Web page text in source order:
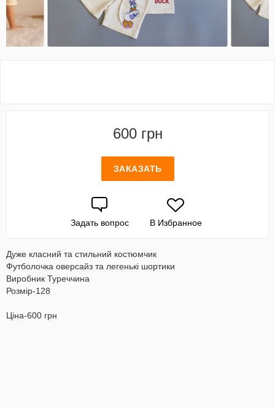
600 грн
ЗАКАЗАТЬ
Задать вопрос В Избранное
Дуже класний та стильний костюмчик
Футболочка оверсайз та легенькі шортики
Виробник Туреччина
Розмір-128
Ціна-600 грн